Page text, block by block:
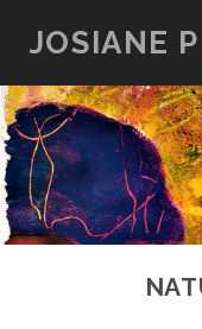
JOSIANE